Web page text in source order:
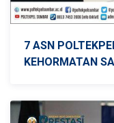
7 ASN
KEHORMATAN